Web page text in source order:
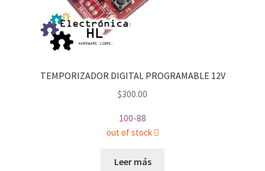
TEMPORIZADOR DIGITAL PROGRAMABLE 12V
$300.00
100-88
out of stock
Leer más